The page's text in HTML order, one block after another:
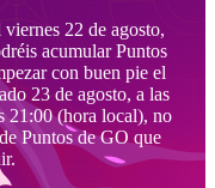
22 de agosto,
acumular Puntos
con buen pie el
23 de agosto, a las
21:00 (hora local), no
Puntos de GO que